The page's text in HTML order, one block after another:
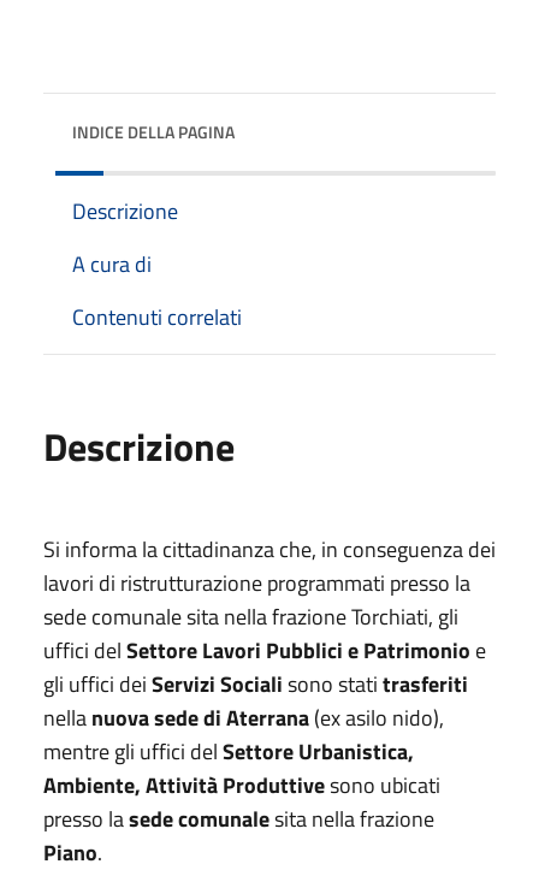
INDICE DELLA PAGINA
Descrizione
A cura di
Contenuti correlati
Descrizione
Si informa la cittadinanza che, in conseguenza dei
lavori di ristrutturazione programmati presso la
sede comunale sita nella frazione Torchiati, gli
uffici delSettore Lavori Pubblici e Patrimonio e
gli uffici deiServizi Socialisono statitrasferiti
nellanuova sede di Aterrana(ex asilo nido),
mentre gli uffici delSettore Urbanistica,
Ambiente, Attività Produttivesono ubicati
presso lasede comunalesita nella frazione
Piano.